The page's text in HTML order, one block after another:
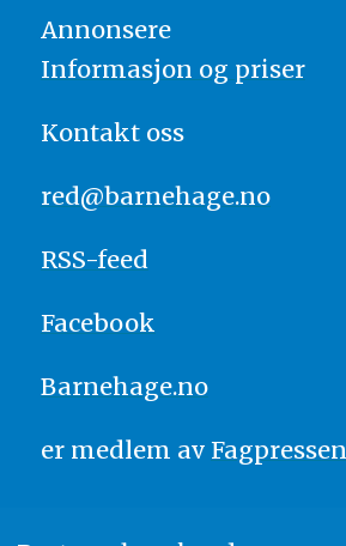
Annonsere
Informasjon og priser
Kontakt oss
red@barnehage.no
RSS-feed
Facebook
Barnehage.no
er medlem av Fagpressen